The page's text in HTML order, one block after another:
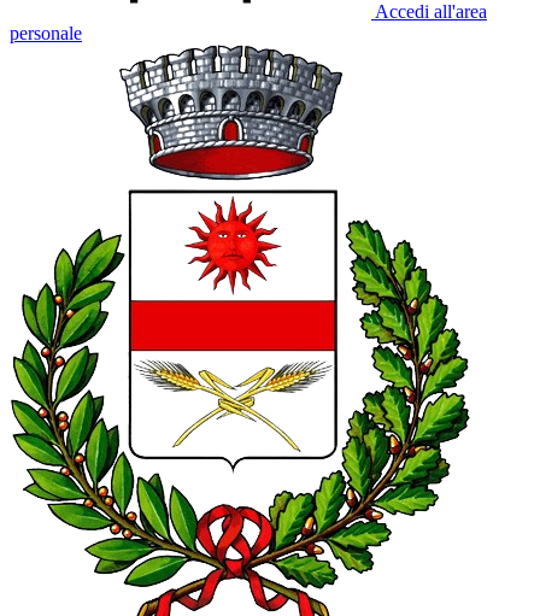
Accedi all'area
personale